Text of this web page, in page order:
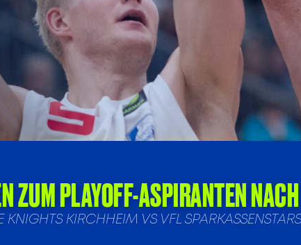
ZUM PLAYOFF-ASPIRANTEN
KNIGHTS KIRCHHEIM VS VFL